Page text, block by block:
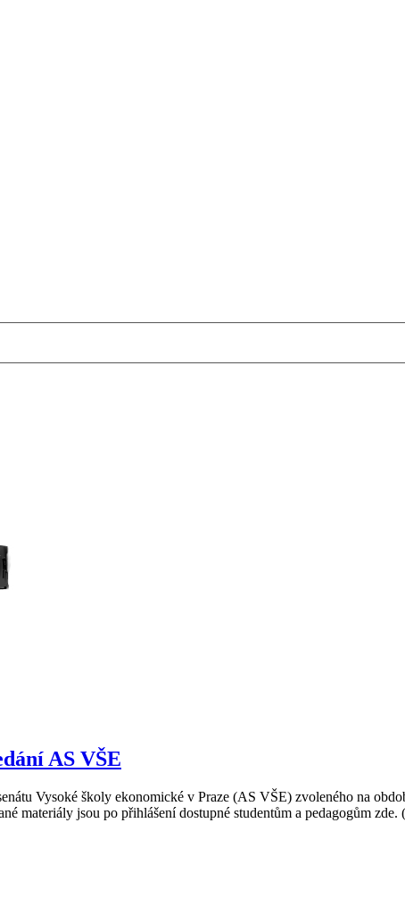
AS VŠE
Vysoké školy ekonomické v Praze (AS VŠE) zvoleného na
materiály jsou po přihlášení dostupné studentům a pedagogům